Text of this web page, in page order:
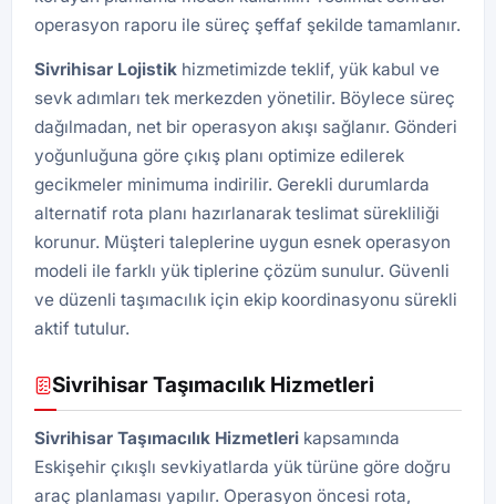
operasyon raporu ile süreç şeffaf şekilde tamamlanır.
Sivrihisar Lojistik hizmetimizde teklif, yük kabul ve
sevk adımları tek merkezden yönetilir. Böylece süreç
dağılmadan, net bir operasyon akışı sağlanır. Gönderi
yoğunluğuna göre çıkış planı optimize edilerek
gecikmeler minimuma indirilir. Gerekli durumlarda
alternatif rota planı hazırlanarak teslimat sürekliliği
korunur. Müşteri taleplerine uygun esnek operasyon
modeli ile farklı yük tiplerine çözüm sunulur. Güvenli
ve düzenli taşımacılık için ekip koordinasyonu sürekli
aktif tutulur.
Sivrihisar Taşımacılık Hizmetleri
Sivrihisar Taşımacılık Hizmetleri kapsamında
Eskişehir çıkışlı sevkiyatlarda yük türüne göre doğru
araç planlaması yapılır. Operasyon öncesi rota,